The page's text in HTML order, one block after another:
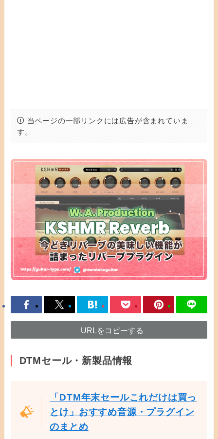
当ページの一部リンクには広告が含まれていま
す。
URLをコピーする
DTMセール・新製品情報
「DTM年末セールこれだけは買っ
とけ」おすすめ音源・プラグイン
のまとめ